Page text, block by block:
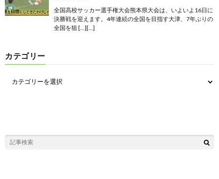
全国高校サッカー選手権大会熊本県大会は、いよいよ16日に
決勝戦を迎えます。4年連続の全国を目指す大津、7年ぶりの
全国を狙 […][…]
カテゴリー